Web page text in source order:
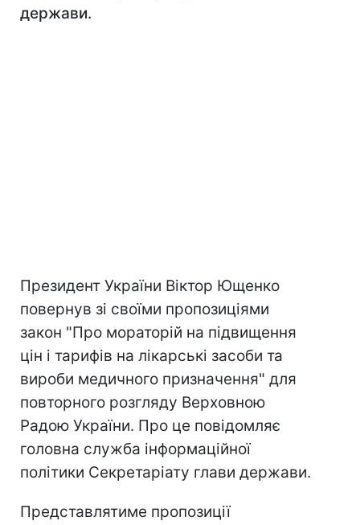
держави.
Президент України Віктор Ющенко
повернув зі своїми пропозиціями
закон "Про мораторій на підвищення
цін і тарифів на лікарські засоби та
вироби медичного призначення" для
повторного розгляду Верховною
Радою України. Про це повідомляє
головна служба інформаційної
політики Секретаріату глави держави.
Представлятиме пропозиції